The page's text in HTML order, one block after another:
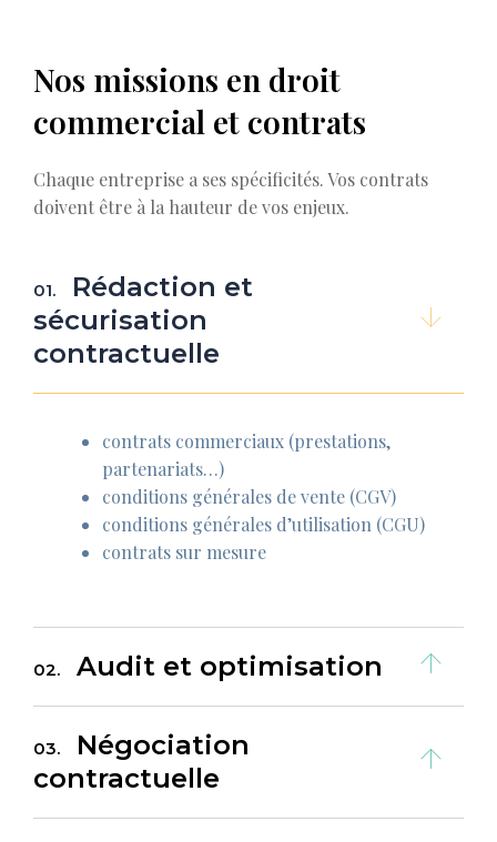
Nos missions en droit
commercial et contrats
Chaque entreprise a ses spécificités. Vos contrats
doivent être à la hauteur de vos enjeux.
01.
Rédaction et
sécurisation
contractuelle
contrats commerciaux (prestations,
partenariats…)
conditions générales de vente (CGV)
conditions générales d’utilisation (CGU)
contrats sur mesure
02. Audit et optimisation
03.
Négociation
contractuelle